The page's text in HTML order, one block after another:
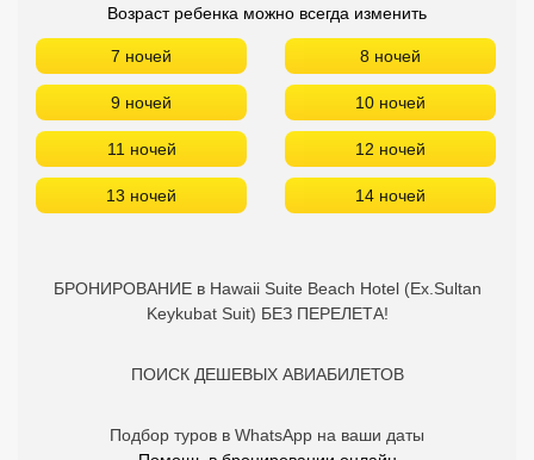
Возраст ребенка можно всегда изменить
7 ночей 8 ночей
9 ночей 10 ночей
11 ночей 12 ночей
13 ночей 14 ночей
БРОНИРОВАНИЕ в Hawaii Suite Beach Hotel (Ex.Sultan
Keykubat Suit) БЕЗ ПЕРЕЛЕТА!
ПОИСК ДЕШЕВЫХ АВИАБИЛЕТОВ
Подбор туров в WhatsApp на ваши даты